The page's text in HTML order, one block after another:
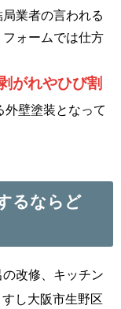
業者の言われる
ォームでは仕方
がれやひび割
外壁塗装となって
るならど
改修、キッチン
し大阪市生野区